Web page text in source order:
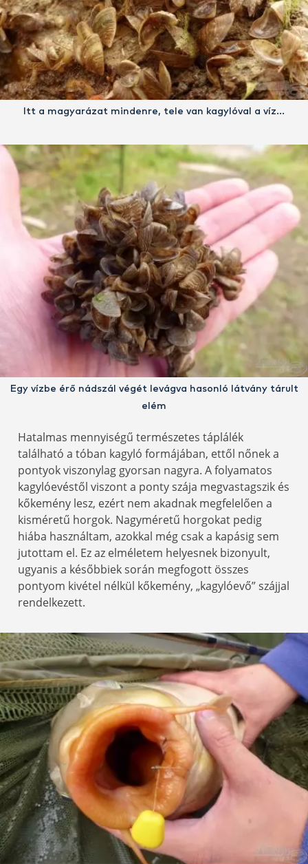
Itt a magyarázat mindenre, tele van kagylóval a víz…
Egy vízbe érő nádszál végét levágva hasonló látvány tárult
elém
Hatalmas mennyiségű természetes táplálék
található a tóban kagyló formájában, ettől nőnek a
pontyok viszonylag gyorsan nagyra. A folyamatos
kagylóevéstől viszont a ponty szája megvastagszik és
kőkemény lesz, ezért nem akadnak megfelelően a
kisméretű horgok. Nagyméretű horgokat pedig
hiába használtam, azokkal még csak a kapásig sem
jutottam el. Ez az elméletem helyesnek bizonyult,
ugyanis a későbbiek során megfogott összes
pontyom kivétel nélkül kőkemény, „kagylóevő” szájjal
rendelkezett.